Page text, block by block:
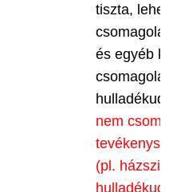
tiszta,
és egyéb
nem
(pl.